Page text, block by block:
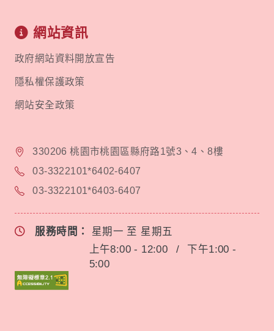
網站資訊
政府網站資料開放宣告
隱私權保護政策
網站安全政策
330206 桃園市桃園區縣府路1號3、4、8樓
03-3322101*6402-6407
03-3322101*6403-6407
服務時間： 星期一 至 星期五
上午8:00 - 12:00
/
下午1:00 -
5:00